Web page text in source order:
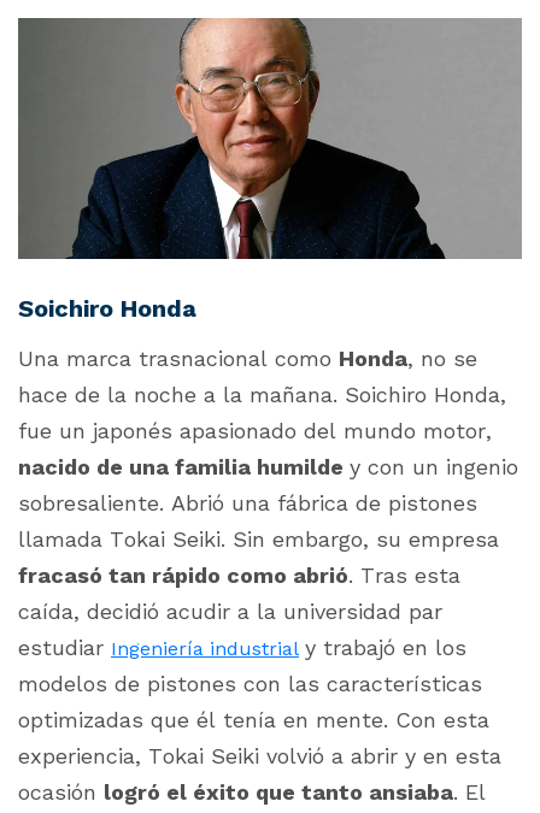
Soichiro Honda
Una marca trasnacional como Honda, no se
hace de la noche a la mañana. Soichiro Honda,
fue un japonés apasionado del mundo motor,
nacido de una familia humilde y con un ingenio
sobresaliente. Abrió una fábrica de pistones
llamada Tokai Seiki. Sin embargo, su empresa
fracasó tan rápido como abrió. Tras esta
caída, decidió acudir a la universidad par
estudiar Ingeniería industrial y trabajó en los
modelos de pistones con las características
optimizadas que él tenía en mente. Con esta
experiencia, Tokai Seiki volvió a abrir y en esta
ocasión logró el éxito que tanto ansiaba. El